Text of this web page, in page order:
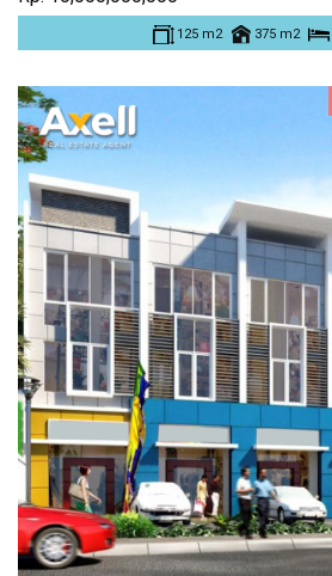
125 m2 375 m2